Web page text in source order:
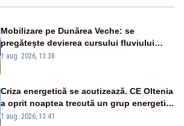
Mobilizare pe Dunărea Veche: se
pregătește devierea cursului fluviului
către Cernavodă – VIDEO
1 aug. 2026, 13:38
Criza energetică se acutizează. CE Oltenia
a oprit noaptea trecută un grup energetic
de la Rovinari
1 aug. 2026, 13:41